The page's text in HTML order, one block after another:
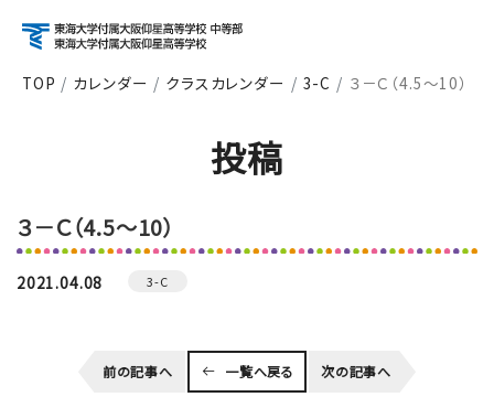
About
Course コース紹介
TOP カレンダー クラスカレンダー 3-C ３－Ｃ（4.5～10）
投稿
３－Ｃ（4.5～10）
2021.04.08 3-C
前の記事へ 一覧へ戻る 次の記事へ